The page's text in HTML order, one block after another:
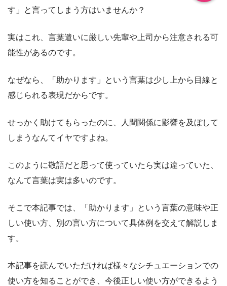
す」と言ってしまう方はいませんか？
実はこれ、言葉遣いに厳しい先輩や上司から注意される可
能性があるのです。
なぜなら、「助かります」という言葉は少し上から目線と
感じられる表現だからです。
せっかく助けてもらったのに、人間関係に影響を及ぼして
しまうなんてイヤですよね。
このように敬語だと思って使っていたら実は違っていた、
なんて言葉は実は多いのです。
そこで本記事では、「助かります」という言葉の意味や正
しい使い方、別の言い方について具体例を交えて解説しま
す。
本記事を読んでいただければ様々なシチュエーションでの
使い方を知ることができ、今後正しい使い方ができるよう